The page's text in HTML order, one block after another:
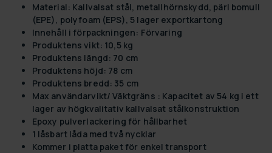
Material: Kallvalsat stål, metallhörnskydd, pärl bomull
(EPE), polyfoam (EPS), 5 lager exportkartong
Innehåll i förpackningen: Förvaring
Produktens vikt: 10,5 kg
Produktens längd: 70 cm
Produktens höjd: 78 cm
Produktens bredd: 35 cm
Max användarvikt/ Väktgräns : Kapacitet av 54 kg i ett
lager av högkvalitativ kallvalsat stålkonstruktion
Epoxy pulverlackering för hållbarhet
1 låsbart låda med två nycklar
Kommer i platta paket för enkel transport